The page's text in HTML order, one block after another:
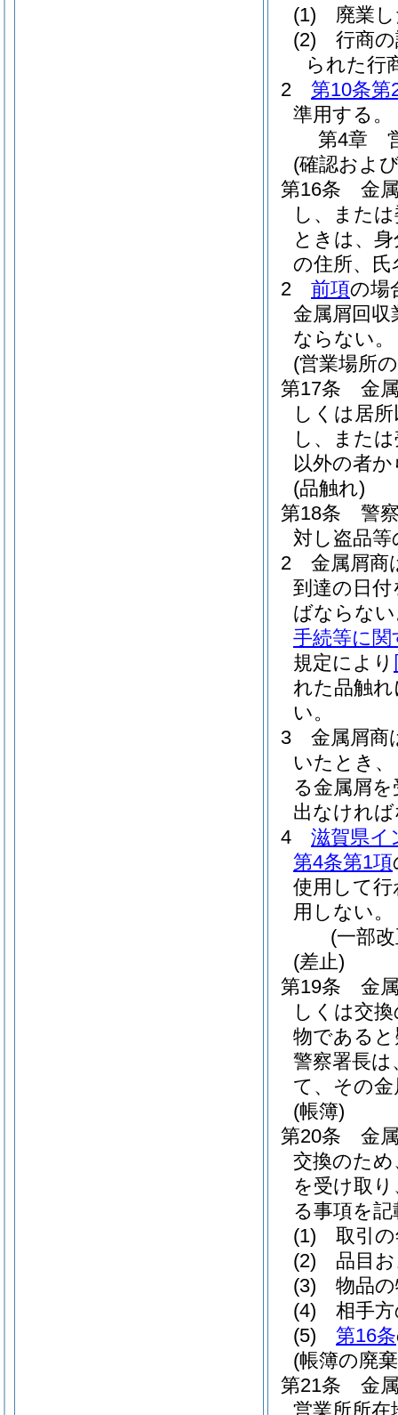
(1)
廃業
(2)
行商
られた行
2
第10条第
準用する。
第4章
(確認およ
第16条
金
し、また
ときは、
の住所、
2
前項の場
金属屑回
ならない。
(営業場所
第17条
金
しくは居
し、また
以外の者
(品触れ)
第18条
警
対し盗品
2
金属屑商
到達の日
ばならな
手続等に関
規定により
れた品触
い。
3
金属屑商
いたとき
る金属屑
出なけれ
4
滋賀県イ
第4条第1項
使用して
用しない。
(一部
(差止)
第19条
金
しくは交
物である
警察署長は
て、その
(帳簿)
第20条
金
交換のた
を受け取
る事項を
(1)
取引
(2)
品目
(3)
物品
(4)
相手
(5)
第16条
(帳簿の廃
第21条
金
営業所所